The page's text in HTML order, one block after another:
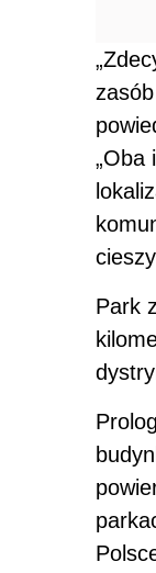
„Oba
Park